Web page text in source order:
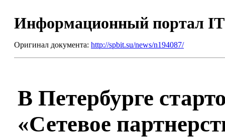
Информационный портал
Оригинал документа: http://spbit.su/news/n194087/
В Петербурге
«Сетевое